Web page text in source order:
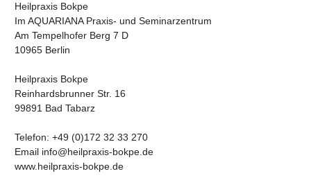
Heilpraxis Bokpe
Im AQUARIANA Praxis- und Seminarzentrum
Am Tempelhofer Berg 7 D
10965 Berlin
Heilpraxis Bokpe
Reinhardsbrunner Str. 16
99891 Bad Tabarz
Telefon: +49 (0)172 32 33 270
Email info@heilpraxis-bokpe.de
www.heilpraxis-bokpe.de